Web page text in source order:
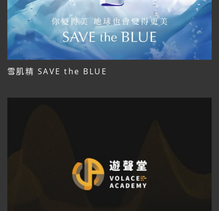
雪肌精 SAVE the BLUE